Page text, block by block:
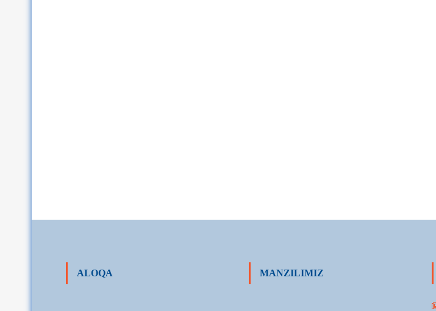
ALOQA MANZILIMIZ